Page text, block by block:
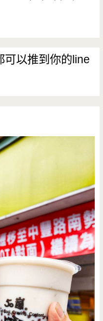
可以推到你的line